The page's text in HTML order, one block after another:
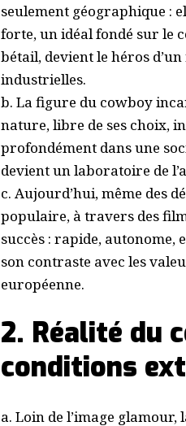
seulement géographique :
forte, un idéal fondé sur le
bétail, devient le héros
industrielles.
b. La figure du cowboy
nature, libre de ses choix,
profondément dans une
devient un laboratoire de
c. Aujourd’hui, même des
populaire, à travers des
succès : rapide, autonome,
son contraste avec les
européenne.
2. Réalité du
conditions
a. Loin de l’image